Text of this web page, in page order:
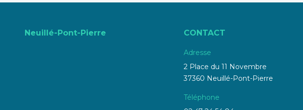
Neuillé-Pont-Pierre CONTACT
Adresse
2 Place du 11 Novembre
37360 Neuillé-Pont-Pierre
Téléphone